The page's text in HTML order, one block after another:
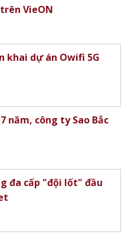
VieON
khai dự án Owifi 5G
năm, công ty Sao Bắc
đa cấp "đội lốt" đầu